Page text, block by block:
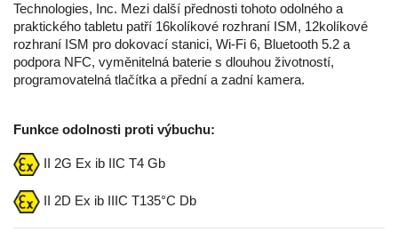
Technologies, Inc. Mezi další přednosti tohoto odolného a
praktického tabletu patří 16kolíkové rozhraní ISM, 12kolíkové
rozhraní ISM pro dokovací stanici, Wi-Fi 6, Bluetooth 5.2 a
podpora NFC, vyměnitelná baterie s dlouhou životností,
programovatelná tlačítka a přední a zadní kamera.
Funkce odolnosti proti výbuchu:
II 2G Ex ib IIC T4 Gb
II 2D Ex ib IIIC T135°C Db